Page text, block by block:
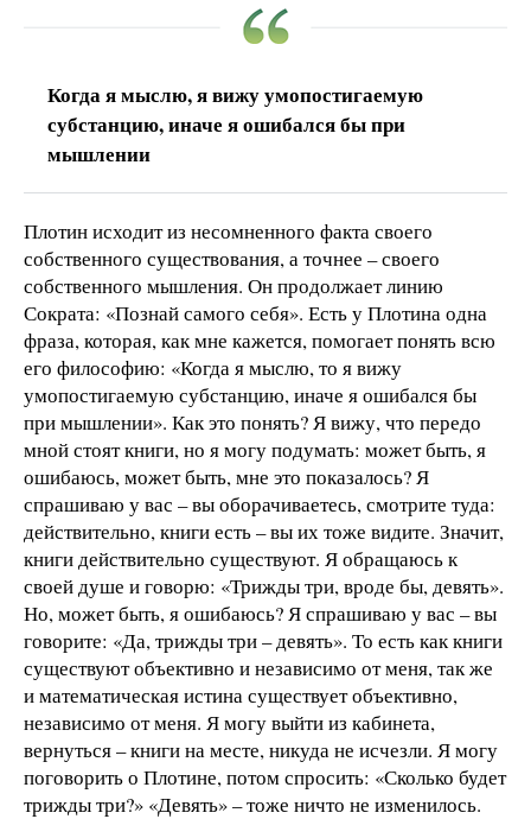
Когда я мыслю, я вижу умопостигаемую
субстанцию, иначе я ошибался бы при
мышлении
Плотин исходит из несомненного факта своего
собственного существования, а точнее – своего
собственного мышления. Он продолжает линию
Сократа: «Познай самого себя». Есть у Плотина одна
фраза, которая, как мне кажется, помогает понять всю
его философию: «Когда я мыслю, то я вижу
умопостигаемую субстанцию, иначе я ошибался бы
при мышлении». Как это понять? Я вижу, что передо
мной стоят книги, но я могу подумать: может быть, я
ошибаюсь, может быть, мне это показалось? Я
спрашиваю у вас – вы оборачиваетесь, смотрите туда:
действительно, книги есть – вы их тоже видите. Значит,
книги действительно существуют. Я обращаюсь к
своей душе и говорю: «Трижды три, вроде бы, девять».
Но, может быть, я ошибаюсь? Я спрашиваю у вас – вы
говорите: «Да, трижды три – девять». То есть как книги
существуют объективно и независимо от меня, так же
и математическая истина существует объективно,
независимо от меня. Я могу выйти из кабинета,
вернуться – книги на месте, никуда не исчезли. Я могу
поговорить о Плотине, потом спросить: «Сколько будет
трижды три?» «Девять» – тоже ничто не изменилось.